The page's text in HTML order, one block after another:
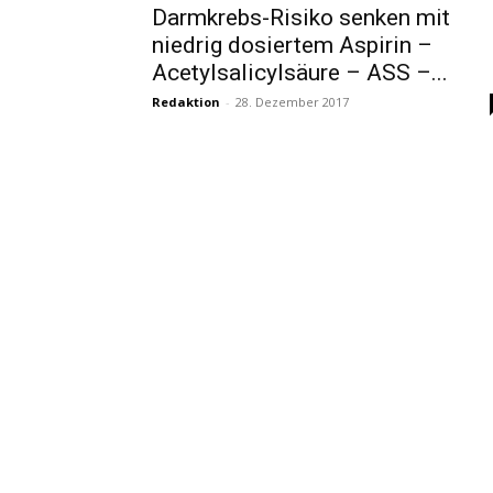
Darmkrebs-Risiko senken mit
niedrig dosiertem Aspirin –
Acetylsalicylsäure – ASS –...
Redaktion - 28. Dezember 2017